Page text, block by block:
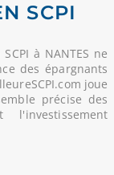
SCPI
à NANTES ne
des épargnants
joue
précise des
l'investissement